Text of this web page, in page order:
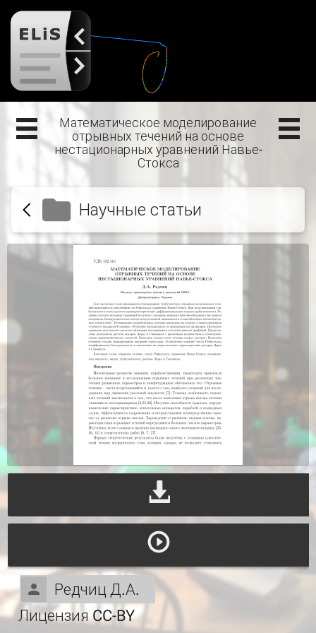
Математическое моделирование
отрывных течений на основе
нестационарных уравнений Навье-
Стокса
Научные статьи
Редчиц Д.А.
Лицензия CC-BY